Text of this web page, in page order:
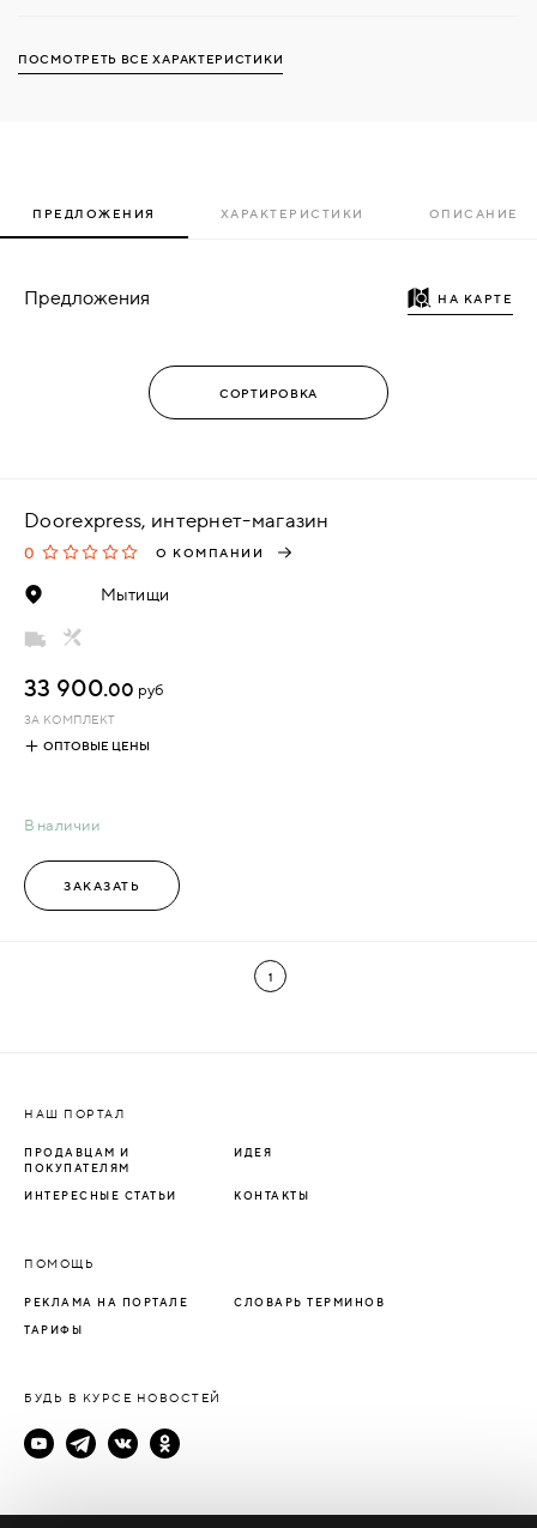
ПОСМОТРЕТЬ ВСЕ ХАРАКТЕРИСТИКИ
ПРЕДЛОЖЕНИЯ ХАРАКТЕРИСТИКИ ОПИСАНИЕ
Предложения НА КАРТЕ
Doorexpress, интернет-магазин
0 О КОМПАНИИ
Мытищи
В наличии
33 900.00 руб
ЗА КОМПЛЕКТ
ОПТОВЫЕ ЦЕНЫ
ЗАКАЗАТЬ
1
НАШ ПОРТАЛ
ПРОДАВЦАМ И
ПОКУПАТЕЛЯМ
ИДЕЯ
ИНТЕРЕСНЫЕ СТАТЬИ КОНТАКТЫ
ПОМОЩЬ
РЕКЛАМА НА ПОРТАЛЕ СЛОВАРЬ ТЕРМИНОВ
ТАРИФЫ
БУДЬ В КУРСЕ НОВОСТЕЙ